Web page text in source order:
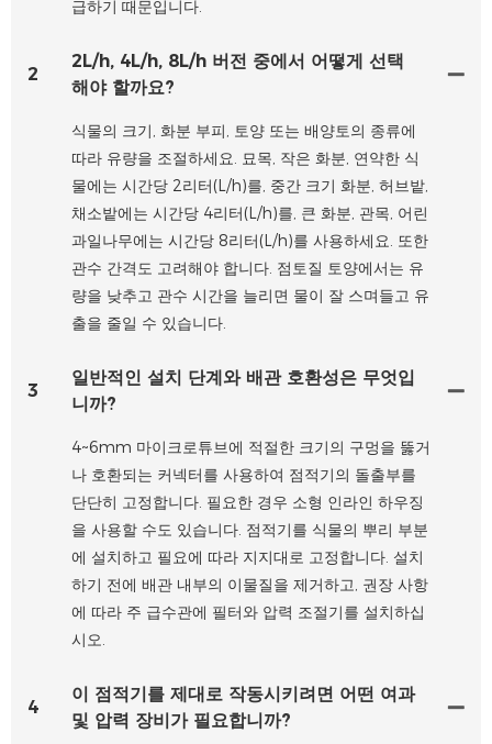
급하기 때문입니다.
2
2L/h, 4L/h, 8L/h 버전 중에서 어떻게 선택
해야 할까요?
식물의 크기, 화분 부피, 토양 또는 배양토의 종류에
따라 유량을 조절하세요. 묘목, 작은 화분, 연약한 식
물에는 시간당 2리터(L/h)를, 중간 크기 화분, 허브밭,
채소밭에는 시간당 4리터(L/h)를, 큰 화분, 관목, 어린
과일나무에는 시간당 8리터(L/h)를 사용하세요. 또한
관수 간격도 고려해야 합니다. 점토질 토양에서는 유
량을 낮추고 관수 시간을 늘리면 물이 잘 스며들고 유
출을 줄일 수 있습니다.
3
일반적인 설치 단계와 배관 호환성은 무엇입
니까?
4~6mm 마이크로튜브에 적절한 크기의 구멍을 뚫거
나 호환되는 커넥터를 사용하여 점적기의 돌출부를
단단히 고정합니다. 필요한 경우 소형 인라인 하우징
을 사용할 수도 있습니다. 점적기를 식물의 뿌리 부분
에 설치하고 필요에 따라 지지대로 고정합니다. 설치
하기 전에 배관 내부의 이물질을 제거하고, 권장 사항
에 따라 주 급수관에 필터와 압력 조절기를 설치하십
시오.
4
이 점적기를 제대로 작동시키려면 어떤 여과
및 압력 장비가 필요합니까?